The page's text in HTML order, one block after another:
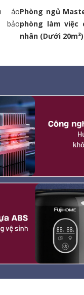
áo
bảo
Phòng ngủ
phòng làm việc
nhân (Dưới 20m²)